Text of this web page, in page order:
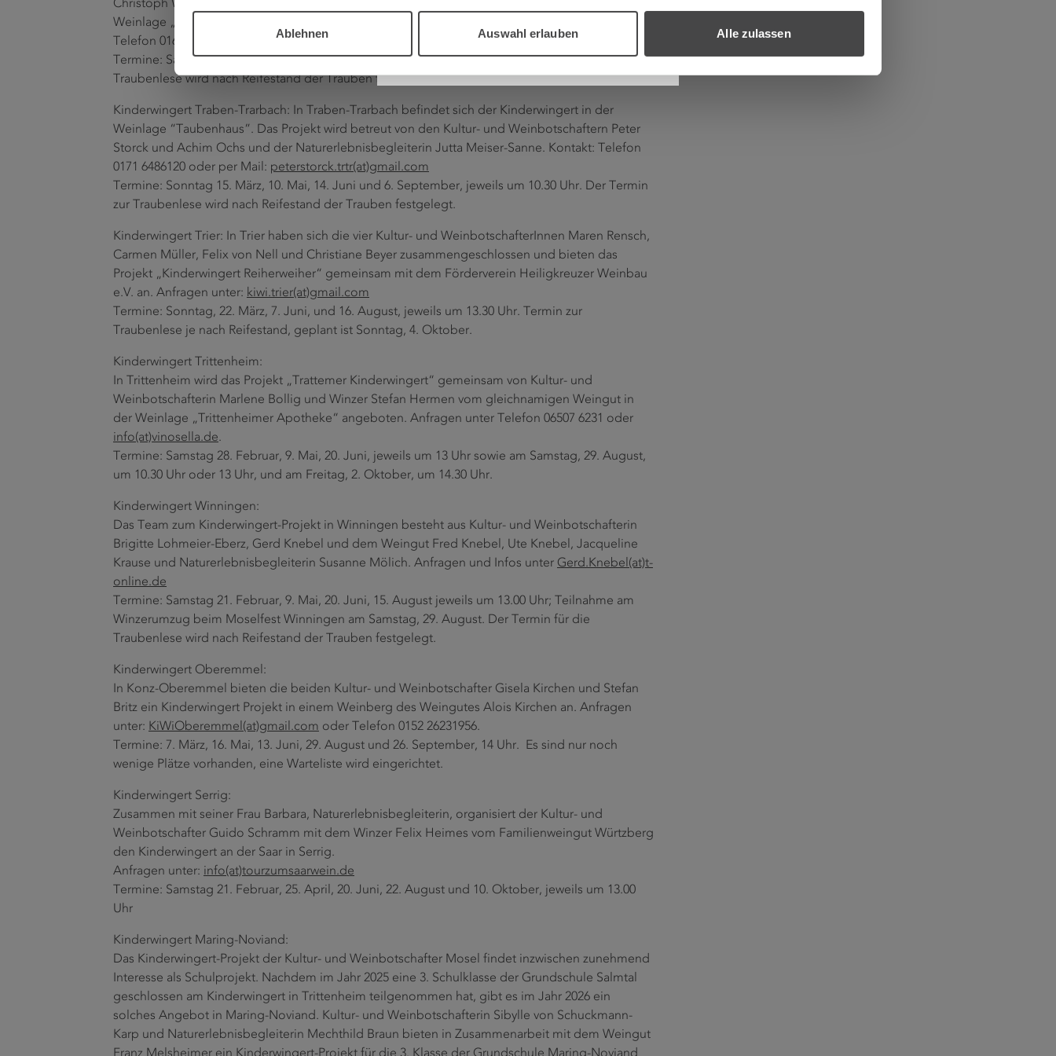
Ablehnen Auswahl erlauben Alle zulassen
Wir sind Partner von
Christoph Weis und dem Weingut Peter Jostock an. Der Kinderwingert befindet sich in der
Weinlage „Leiwener Klostergarten“. Anfragen und Infos unter:
Telefon 0160 90634227.
Termine: Samstag 21. Februar, 9. Mai, 20. Juni und 22. August, jeweils 11 Uhr. Der Termin für die
Traubenlese wird nach Reifestand der Trauben festgelegt.
Kinderwingert Traben-Trarbach: In Traben-Trarbach befindet sich der Kinderwingert in der
Weinlage “Taubenhaus”. Das Projekt wird betreut von den Kultur- und Weinbotschaftern Peter
Storck und Achim Ochs und der Naturerlebnisbegleiterin Jutta Meiser-Sanne. Kontakt: Telefon
0171 6486120 oder per Mail: peterstorck.trtr(at)gmail.com
Termine: Sonntag 15. März, 10. Mai, 14. Juni und 6. September, jeweils um 10.30 Uhr. Der Termin
zur Traubenlese wird nach Reifestand der Trauben festgelegt.
Kinderwingert Trier: In Trier haben sich die vier Kultur- und WeinbotschafterInnen Maren Rensch,
Carmen Müller, Felix von Nell und Christiane Beyer zusammengeschlossen und bieten das
Projekt „Kinderwingert Reiherweiher“ gemeinsam mit dem Förderverein Heiligkreuzer Weinbau
e.V. an. Anfragen unter: kiwi.trier(at)gmail.com
Termine: Sonntag, 22. März, 7. Juni, und 16. August, jeweils um 13.30 Uhr. Termin zur
Traubenlese je nach Reifestand, geplant ist Sonntag, 4. Oktober.
Kinderwingert Trittenheim:
In Trittenheim wird das Projekt „Trattemer Kinderwingert“ gemeinsam von Kultur- und
Weinbotschafterin Marlene Bollig und Winzer Stefan Hermen vom gleichnamigen Weingut in
der Weinlage „Trittenheimer Apotheke“ angeboten. Anfragen unter Telefon 06507 6231 oder
info(at)vinosella.de.
Termine: Samstag 28. Februar, 9. Mai, 20. Juni, jeweils um 13 Uhr sowie am Samstag, 29. August,
um 10.30 Uhr oder 13 Uhr, und am Freitag, 2. Oktober, um 14.30 Uhr.
Kinderwingert Winningen:
Das Team zum Kinderwingert-Projekt in Winningen besteht aus Kultur- und Weinbotschafterin
Brigitte Lohmeier-Eberz, Gerd Knebel und dem Weingut Fred Knebel, Ute Knebel, Jacqueline
Krause und Naturerlebnisbegleiterin Susanne Mölich. Anfragen und Infos unter Gerd.Knebel(at)t-
online.de
Termine: Samstag 21. Februar, 9. Mai, 20. Juni, 15. August jeweils um 13.00 Uhr; Teilnahme am
Winzerumzug beim Moselfest Winningen am Samstag, 29. August. Der Termin für die
Traubenlese wird nach Reifestand der Trauben festgelegt.
Kinderwingert Oberemmel:
In Konz-Oberemmel bieten die beiden Kultur- und Weinbotschafter Gisela Kirchen und Stefan
Britz ein Kinderwingert Projekt in einem Weinberg des Weingutes Alois Kirchen an. Anfragen
unter: KiWiOberemmel(at)gmail.com oder Telefon 0152 26231956.
Termine: 7. März, 16. Mai, 13. Juni, 29. August und 26. September, 14 Uhr. Es sind nur noch
wenige Plätze vorhanden, eine Warteliste wird eingerichtet.
Kinderwingert Serrig:
Zusammen mit seiner Frau Barbara, Naturerlebnisbegleiterin, organisiert der Kultur- und
Weinbotschafter Guido Schramm mit dem Winzer Felix Heimes vom Familienweingut Würtzberg
den Kinderwingert an der Saar in Serrig.
Anfragen unter: info(at)tourzumsaarwein.de
Termine: Samstag 21. Februar, 25. April, 20. Juni, 22. August und 10. Oktober, jeweils um 13.00
Uhr
Kinderwingert Maring-Noviand:
Das Kinderwingert-Projekt der Kultur- und Weinbotschafter Mosel findet inzwischen zunehmend
Interesse als Schulprojekt. Nachdem im Jahr 2025 eine 3. Schulklasse der Grundschule Salmtal
geschlossen am Kinderwingert in Trittenheim teilgenommen hat, gibt es im Jahr 2026 ein
solches Angebot in Maring-Noviand. Kultur- und Weinbotschafterin Sibylle von Schuckmann-
Karp und Naturerlebnisbegleiterin Mechthild Braun bieten in Zusammenarbeit mit dem Weingut